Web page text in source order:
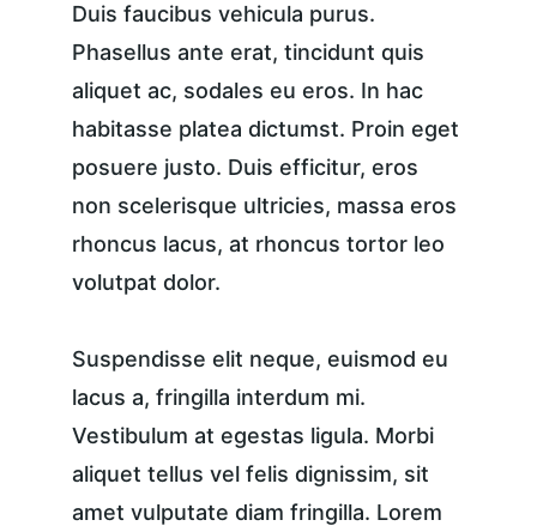
Duis faucibus vehicula purus.
Phasellus ante erat, tincidunt quis
aliquet ac, sodales eu eros. In hac
habitasse platea dictumst. Proin eget
posuere justo. Duis efficitur, eros
non scelerisque ultricies, massa eros
rhoncus lacus, at rhoncus tortor leo
volutpat dolor.
Suspendisse elit neque, euismod eu
lacus a, fringilla interdum mi.
Vestibulum at egestas ligula. Morbi
aliquet tellus vel felis dignissim, sit
amet vulputate diam fringilla. Lorem